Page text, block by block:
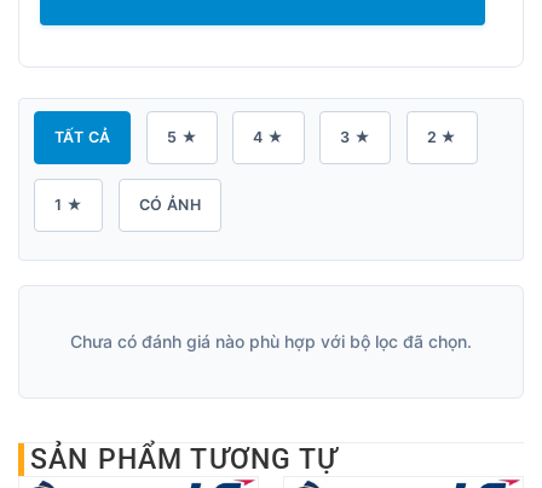
TẤT CẢ 5 ★ 4 ★ 3 ★ 2 ★
1 ★ CÓ ẢNH
Chưa có đánh giá nào phù hợp với bộ lọc đã chọn.
SẢN PHẨM TƯƠNG TỰ